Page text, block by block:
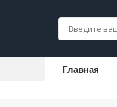
Главная